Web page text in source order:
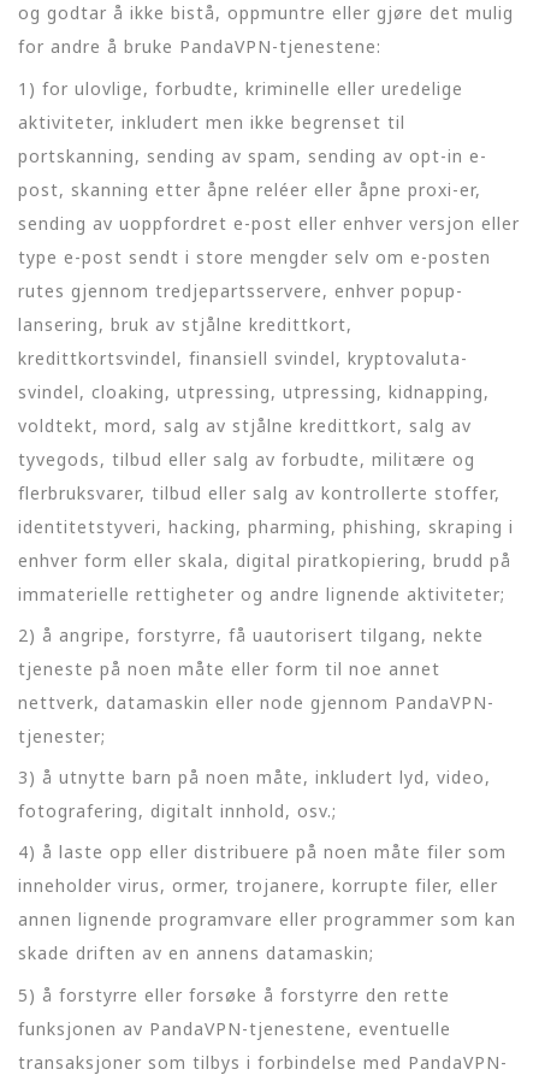
og godtar å ikke bistå, oppmuntre eller gjøre det mulig
for andre å bruke PandaVPN-tjenestene:
1) for ulovlige, forbudte, kriminelle eller uredelige
aktiviteter, inkludert men ikke begrenset til
portskanning, sending av spam, sending av opt-in e-
post, skanning etter åpne reléer eller åpne proxi-er,
sending av uoppfordret e-post eller enhver versjon eller
type e-post sendt i store mengder selv om e-posten
rutes gjennom tredjepartsservere, enhver popup-
lansering, bruk av stjålne kredittkort,
kredittkortsvindel, finansiell svindel, kryptovaluta-
svindel, cloaking, utpressing, utpressing, kidnapping,
voldtekt, mord, salg av stjålne kredittkort, salg av
tyvegods, tilbud eller salg av forbudte, militære og
flerbruksvarer, tilbud eller salg av kontrollerte stoffer,
identitetstyveri, hacking, pharming, phishing, skraping i
enhver form eller skala, digital piratkopiering, brudd på
immaterielle rettigheter og andre lignende aktiviteter;
2) å angripe, forstyrre, få uautorisert tilgang, nekte
tjeneste på noen måte eller form til noe annet
nettverk, datamaskin eller node gjennom PandaVPN-
tjenester;
3) å utnytte barn på noen måte, inkludert lyd, video,
fotografering, digitalt innhold, osv.;
4) å laste opp eller distribuere på noen måte filer som
inneholder virus, ormer, trojanere, korrupte filer, eller
annen lignende programvare eller programmer som kan
skade driften av en annens datamaskin;
5) å forstyrre eller forsøke å forstyrre den rette
funksjonen av PandaVPN-tjenestene, eventuelle
transaksjoner som tilbys i forbindelse med PandaVPN-